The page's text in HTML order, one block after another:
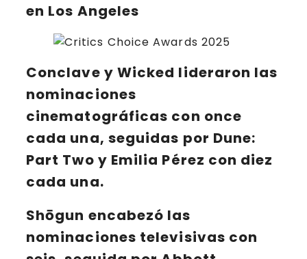
en Los Angeles
Conclave y Wicked lideraron las
nominaciones
cinematográficas con once
cada una, seguidas por Dune:
Part Two y Emilia Pérez con diez
cada una.
Shōgun encabezó las
nominaciones televisivas con